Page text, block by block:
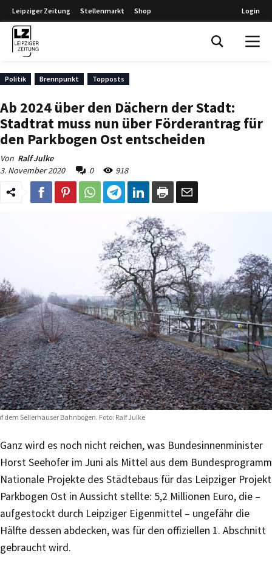
Leipziger Zeitung Stellenmarkt Shop Login
Politik Brennpunkt Topposts
Ab 2024 über den Dächern der Stadt:
Stadtrat muss nun über Förderantrag für
den Parkbogen Ost entscheiden
Von Ralf Julke
3. November 2020
0 918
dem Sellerhäuser Bahnbogen. Foto: Ralf Julke
Ganz wird es noch nicht reichen, was Bundesinnenminister
Horst Seehofer im Juni als Mittel aus dem Bundesprogramm
Nationale Projekte des Städtebaus für das Leipziger Projekt
Parkbogen Ost in Aussicht stellte: 5,2 Millionen Euro, die –
aufgestockt durch Leipziger Eigenmittel – ungefähr die
Hälfte dessen abdecken, was für den offiziellen 1. Abschnitt
gebraucht wird.